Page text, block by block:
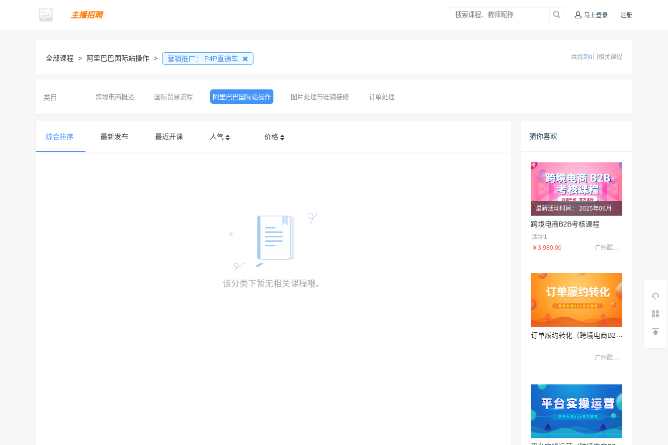
主播招聘 马上登录 注册
全部课程 > 阿里巴巴国际站操作 > 营销推广： P4P直通车 共找到 0门相关课程
类目 跨境电商概述 国际贸易流程 阿里巴巴国际站操作 图片处理与旺铺装修 订单处理
综合排序 最新发布 最近开课 人气 价格
该分类下暂无相关课程哦。
猜你喜欢
最新活动时间： 2025年06月
09日
跨境电商B2B考核课程
活动1
￥3,980.00
广州酷校信息科技有限公司
广州酷校信息科技有限公司